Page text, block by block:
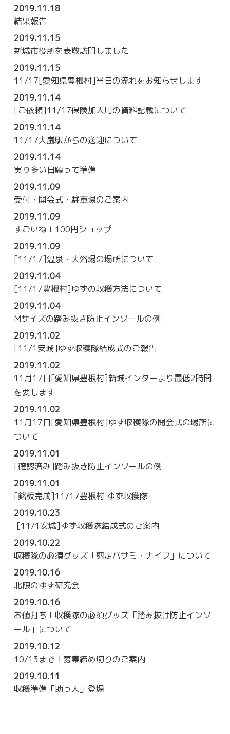
2019.11.18
結果報告
2019.11.15
新城市役所を表敬訪問しました
2019.11.15
11/17[愛知県豊根村]当日の流れをお知らせします
2019.11.14
[ご依頼]11/17保険加入用の資料記載について
2019.11.14
11/17大嵐駅からの送迎について
2019.11.14
実り多い日願って準備
2019.11.09
受付・開会式・駐車場のご案内
2019.11.09
すごいね！100円ショップ
2019.11.09
[11/17]温泉・大浴場の場所について
2019.11.04
[11/17豊根村]ゆずの収穫方法について
2019.11.04
Mサイズの踏み抜き防止インソールの例
2019.11.02
[11/1安城]ゆず収穫隊結成式のご報告
2019.11.02
11月17日[愛知県豊根村]新城インターより最低2時間
を要します
2019.11.02
11月17日[愛知県豊根村]ゆず収穫隊の開会式の場所に
ついて
2019.11.01
[確認済み]踏み抜き防止インソールの例
2019.11.01
[銘板完成]11/17豊根村 ゆず収穫隊
2019.10.23
[11/1安城]ゆず収穫隊結成式のご案内
2019.10.22
収穫隊の必須グッズ「剪定バサミ・ナイフ」について
2019.10.16
北限のゆず研究会
2019.10.16
お値打ち！収穫隊の必須グッズ「踏み抜け防止インソ
ール」について
2019.10.12
10/13まで！募集締め切りのご案内
2019.10.11
収穫準備「助っ人」登場